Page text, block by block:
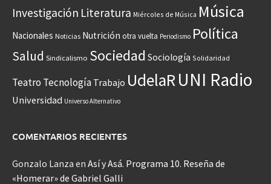
Investigación Literatura Miércoles de Música Música
Nacionales Noticias Nutrición otra vuelta Periodismo Política
Salud Sindicalismo Sociedad Sociología Solidaridad
Teatro Tecnología Trabajo UdelaR UNI Radio
Universidad Universo Alternativo
COMENTARIOS RECIENTES
Gonzalo Lanza en Así y Asá. Programa 10. Reseña de
«Homerar» de Gabriel Galli